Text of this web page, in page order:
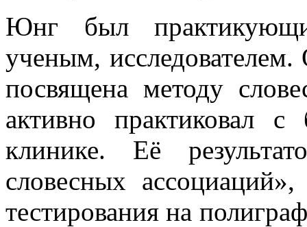
Юнг был
ученым,
посвящена методу
активно практиковал
клинике. Её
словесных
тестирования на